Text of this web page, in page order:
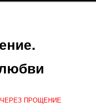
ПРОЩЕНИЕ